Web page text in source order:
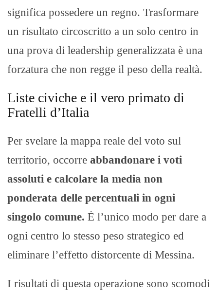
significa possedere un regno. Trasformare
un risultato circoscritto a un solo centro in
una prova di leadership generalizzata è una
forzatura che non regge il peso della realtà.
Liste civiche e il vero primato di
Fratelli d’Italia
Per svelare la mappa reale del voto sul
territorio, occorre abbandonare i voti
assoluti e calcolare la media non
ponderata delle percentuali in ogni
singolo comune. È l’unico modo per dare a
ogni centro lo stesso peso strategico ed
eliminare l’effetto distorcente di Messina.
I risultati di questa operazione sono scomodi